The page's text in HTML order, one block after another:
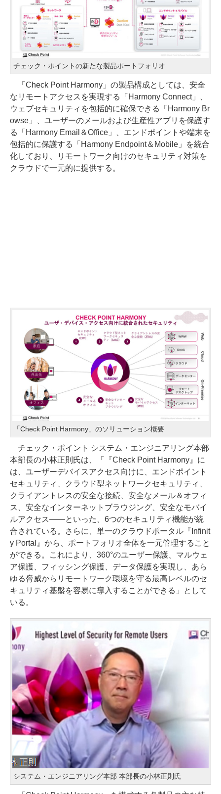
チェック・ポイントの新たな製品ポートフォリオ
「Check Point Harmony」の製品構成としては、安全
なリモートアクセスを実現する「Harmony Connect」、
ウェブセキュリティを包括的に確保できる「Harmony Br
owse」、ユーザーのメールおよび生産性アプリを保護す
る「Harmony Email＆Office」、エンドポイントや端末を
包括的に保護する「Harmony Endpoint＆Mobile」を統合
化しており、リモートワーク向けのセキュリティ対策を
クラウドで一元的に提供する。
「Check Point Harmony」のソリューション概要
チェック・ポイント システム・エンジニアリング本部
本部長の小林正則氏は、「『Check Point Harmony』に
は、ユーザーデバイスアクセス向けに、エンドポイント
セキュリティ、クラウド型ネットワークセキュリティ、
クライアントレスの安全な接続、安全なメール＆オフィ
ス、安全なインターネットブラウジング、安全なモバイ
ルアクセス――といった、6つのセキュリティ機能が統
合されている。さらに、単一のクラウドポータル『Infinit
y Portal』から、ポートフォリオ全体を一元管理すること
ができる。これにより、360°のユーザー保護、マルウェ
ア保護、フィッシング保護、データ保護を実現し、あら
ゆる脅威からリモートワーク環境を守る最高レベルのセ
キュリティ基盤を容易に導入することができる」として
いる。
システム・エンジニアリング本部 本部長の小林正則氏